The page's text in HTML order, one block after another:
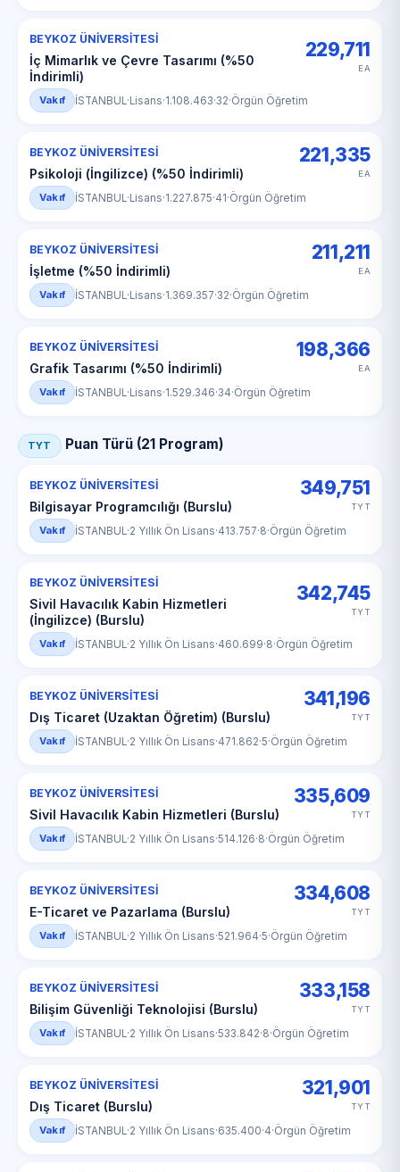
BEYKOZ ÜNİVERSİTESİ
İç Mimarlık ve Çevre Tasarımı (%50
İndirimli)
229,711
EA
Vakıf İSTANBUL ·Lisans·1.108.463·32·Örgün Öğretim
BEYKOZ ÜNİVERSİTESİ
Psikoloji (İngilizce) (%50 İndirimli)
221,335
EA
Vakıf İSTANBUL ·Lisans·1.227.875·41·Örgün Öğretim
BEYKOZ ÜNİVERSİTESİ
İşletme (%50 İndirimli)
211,211
EA
Vakıf İSTANBUL ·Lisans·1.369.357·32·Örgün Öğretim
BEYKOZ ÜNİVERSİTESİ
Grafik Tasarımı (%50 İndirimli)
198,366
EA
Vakıf İSTANBUL ·Lisans·1.529.346·34·Örgün Öğretim
TYT Puan Türü (21 Program)
BEYKOZ ÜNİVERSİTESİ
Bilgisayar Programcılığı (Burslu)
349,751
TYT
Vakıf İSTANBUL ·2 Yıllık Ön Lisans·413.757·8·Örgün Öğretim
BEYKOZ ÜNİVERSİTESİ
Sivil Havacılık Kabin Hizmetleri
(İngilizce) (Burslu)
342,745
TYT
Vakıf İSTANBUL ·2 Yıllık Ön Lisans·460.699·8·Örgün Öğretim
BEYKOZ ÜNİVERSİTESİ
Dış Ticaret (Uzaktan Öğretim) (Burslu)
341,196
TYT
Vakıf İSTANBUL ·2 Yıllık Ön Lisans·471.862·5·Örgün Öğretim
BEYKOZ ÜNİVERSİTESİ
Sivil Havacılık Kabin Hizmetleri (Burslu)
335,609
TYT
Vakıf İSTANBUL ·2 Yıllık Ön Lisans·514.126·8·Örgün Öğretim
BEYKOZ ÜNİVERSİTESİ
E-Ticaret ve Pazarlama (Burslu)
334,608
TYT
Vakıf İSTANBUL ·2 Yıllık Ön Lisans·521.964·5·Örgün Öğretim
BEYKOZ ÜNİVERSİTESİ
Bilişim Güvenliği Teknolojisi (Burslu)
333,158
TYT
Vakıf İSTANBUL ·2 Yıllık Ön Lisans·533.842·8·Örgün Öğretim
BEYKOZ ÜNİVERSİTESİ
Dış Ticaret (Burslu)
321,901
TYT
Vakıf İSTANBUL ·2 Yıllık Ön Lisans·635.400·4·Örgün Öğretim